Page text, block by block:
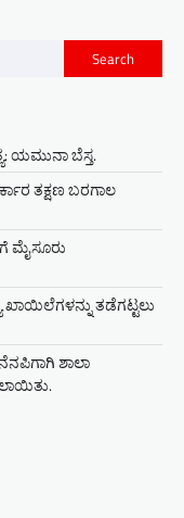
Search
ಯಮುನಾ ಬೆಸ್ತ.
ತಕ್ಷಣ ಬರಗಾಲ
ತಡೆಗಟ್ಟಲು
ಶಾಲಾ